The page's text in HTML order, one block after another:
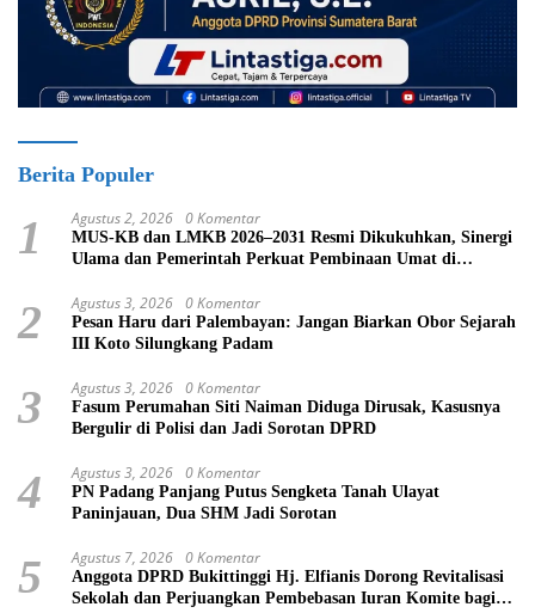
Berita Populer
1 Agustus 2, 2026 0 Komentar
MUS-KB dan LMKB 2026–2031 Resmi Dikukuhkan, Sinergi
Ulama dan Pemerintah Perkuat Pembinaan Umat di
2 Agustus 3, 2026 0 Komentar
Pesan Haru dari Palembayan: Jangan Biarkan Obor Sejarah
III Koto Silungkang Padam
3 Agustus 3, 2026 0 Komentar
Fasum Perumahan Siti Naiman Diduga Dirusak, Kasusnya
Bergulir di Polisi dan Jadi Sorotan DPRD
4 Agustus 3, 2026 0 Komentar
PN Padang Panjang Putus Sengketa Tanah Ulayat
Paninjauan, Dua SHM Jadi Sorotan
5 Agustus 7, 2026 0 Komentar
Anggota DPRD Bukittinggi Hj. Elfianis Dorong Revitalisasi
Sekolah dan Perjuangkan Pembebasan Iuran Komite bagi